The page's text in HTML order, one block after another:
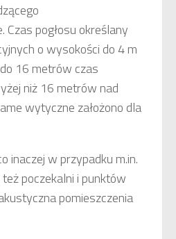
pogłosu określany
o wysokości do 4 m
16 metrów czas
niż 16 metrów nad
wytyczne założono dla
inaczej w przypadku m.in.
poczekalni i punktów
pomieszczenia